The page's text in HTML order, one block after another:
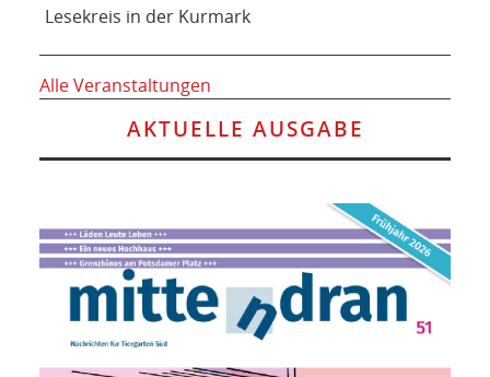
Lesekreis in der Kurmark
Alle Veranstaltungen
AKTUELLE AUSGABE